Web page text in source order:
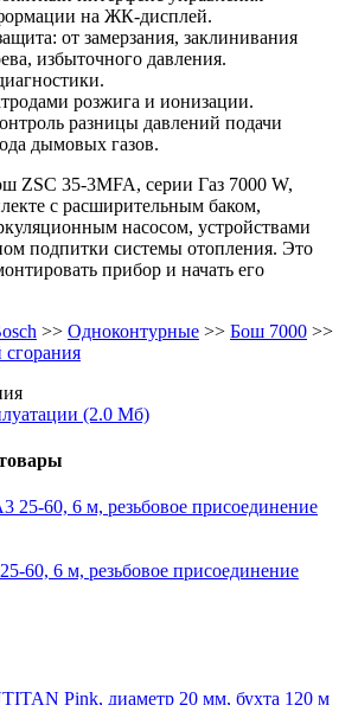
на ЖК-дисплей.
от замерзания, заклинивания
избыточного давления.
розжига и ионизации.
разницы давлений подачи
дымовых газов.
ZSC 35-3MFA, серии Газ 7000 W,
с расширительным баком,
насосом, устройствами
подпитки системы отопления. Это
прибор и начать его
>> Одноконтурные >> Бош 7000 >>
(2.0 Мб)
60, 6 м, резьбовое присоединение